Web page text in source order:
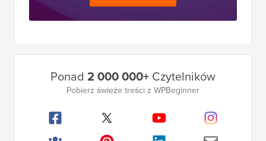
Ponad 2 000 000+ Czytelników
Pobierz świeże treści z WPBeginner